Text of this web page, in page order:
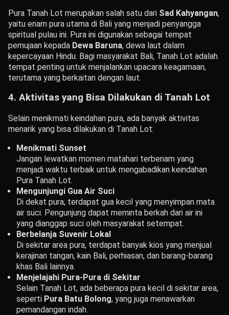
Pura Tanah Lot merupakan salah satu dari Sad Kahyangan,
yaitu enam pura utama di Bali yang menjadi penyangga
spiritual pulau ini. Pura ini digunakan sebagai tempat
pemujaan kepada Dewa Baruna, dewa laut dalam
kepercayaan Hindu. Bagi masyarakat Bali, Tanah Lot adalah
tempat penting untuk menjalankan upacara keagamaan,
terutama yang berkaitan dengan laut.
4. Aktivitas yang Bisa Dilakukan di Tanah Lot
Selain menikmati keindahan pura, ada banyak aktivitas
menarik yang bisa dilakukan di Tanah Lot:
Menikmati Sunset
Jangan lewatkan momen matahari terbenam yang
menjadi waktu terbaik untuk mengabadikan keindahan
Pura Tanah Lot.
Mengunjungi Gua Air Suci
Di dekat pura, terdapat gua kecil yang menyimpan mata
air suci. Pengunjung dapat meminta berkah dari air ini
yang dianggap suci oleh masyarakat setempat.
Berbelanja Suvenir Lokal
Di sekitar area pura, terdapat banyak kios yang menjual
kerajinan tangan, kain Bali, perhiasan, dan barang-barang
khas Bali lainnya.
Menjelajahi Pura-Pura di Sekitar
Selain Tanah Lot, ada beberapa pura kecil di sekitar area,
seperti Pura Batu Bolong, yang juga menawarkan
pemandangan indah.